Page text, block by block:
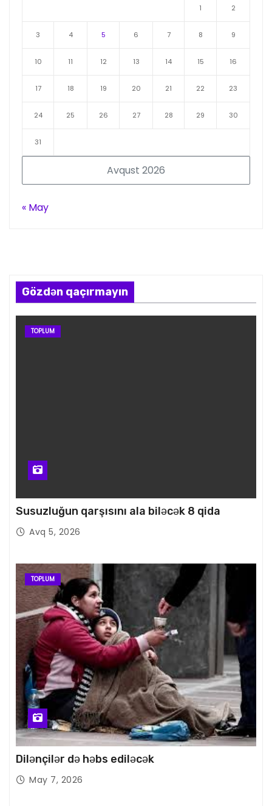
Avqust 2026
1 2
3 4 5 6 7 8 9
10 11 12 13 14 15 16
17 18 19 20 21 22 23
24 25 26 27 28 29 30
31
« May
Gözdən qaçırmayın
TOPLUM
Susuzluğun qarşısını ala biləcək 8 qida
Avq 5, 2026
TOPLUM
Dilənçilər də həbs ediləcək
May 7, 2026